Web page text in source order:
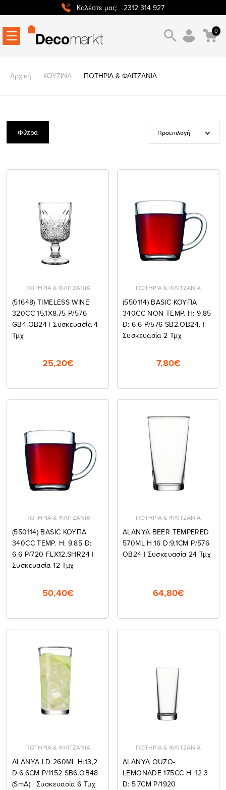
Καλέστε μας: 2312 314 927
0
Αρχική ΚΟΥΖΙΝΑ ΠΟΤΗΡΙΑ & ΦΛΙΤΖΑΝΙΑ
Φίλτρα
ΠΟΤΗΡΙΑ & ΦΛΙΤΖΑΝΙΑ
(51648) TIMELESS WINE
320CC 15.1X8.75 P/576
GB4.OB24 | Συσκευασία 4
Τμχ
25,20€
ΠΟΤΗΡΙΑ & ΦΛΙΤΖΑΝΙΑ
(550114) BASIC ΚΟΥΠΑ
340CC NON-TEMP. H: 9.85
D: 6.6 P/576 SB2.OB24. |
Συσκευασία 2 Τμχ
7,80€
ΠΟΤΗΡΙΑ & ΦΛΙΤΖΑΝΙΑ
(550114) BASIC ΚΟΥΠΑ
340CC TEMP. H: 9.85 D:
6.6 P/720 FLX12.SHR24 |
Συσκευασία 12 Τμχ
50,40€
ΠΟΤΗΡΙΑ & ΦΛΙΤΖΑΝΙΑ
ALANYA BEER TEMPERED
570ML H:16 D:9,1CM P/576
OB24 | Συσκευασία 24 Τμχ
64,80€
ΠΟΤΗΡΙΑ & ΦΛΙΤΖΑΝΙΑ
ALANYA LD 260ML H:13,2
D:6,6CM P/1152 SB6.OB48
(smA) | Συσκευασία 6 Τμχ
ΠΟΤΗΡΙΑ & ΦΛΙΤΖΑΝΙΑ
ALANYA OUZO-
LEMONADE 175CC H: 12.3
D: 5.7CM P/1920